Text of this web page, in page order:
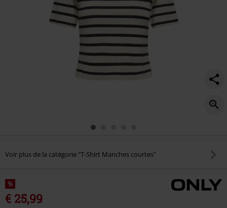
586033.html
Voir plus de la catégorie "T-Shirt Manches courtes"
%
€ 25,99